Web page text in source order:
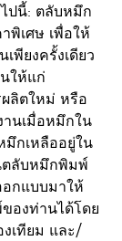
ปนี้: ตลับหมึก
พิเศษ เพื่อให้
พียงครั้งเดียว
ให้แก่
ลิตใหม่ หรือ
นเมื่อหมึกใน
กเหลืออยู่ใน
ตลับหมึกพิมพ์
กแบบมาให้
องท่านได้โดย
เทียม และ/